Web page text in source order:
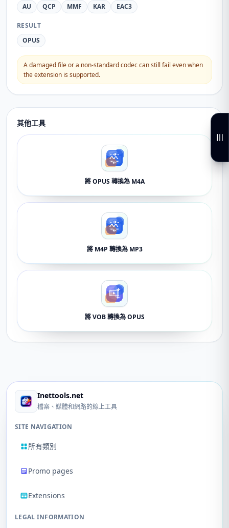
AU
QCP MMF KAR EAC3
RESULT
OPUS
A damaged file or a non-standard codec can still fail even when
the extension is supported.
其他工具
將 OPUS 轉換為 M4A
將 M4P 轉換為 MP3
將 VOB 轉換為 OPUS
Inettools.net
檔案、媒體和網路的線上工具
SITE NAVIGATION
所有類別
Promo pages
Extensions
LEGAL INFORMATION